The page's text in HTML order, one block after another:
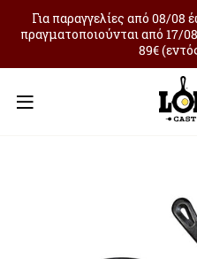
Για παραγγελίες από 08/08
πραγματοποιούνται από 17/
89€
Μενού